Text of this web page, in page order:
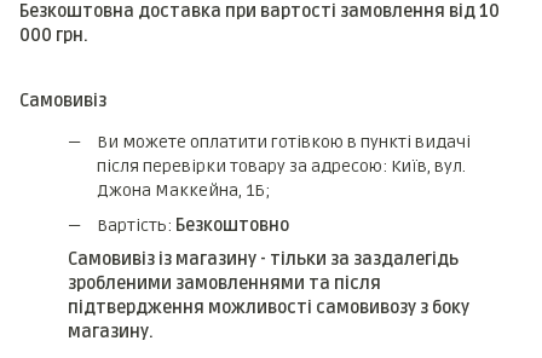
Безкоштовна доставка при вартості замовлення від 10
000 грн.
Самовивіз
Ви можете оплатити готівкою в пункті видачі
після перевірки товару за адресою: Київ, вул.
Джона Маккейна, 1Б;
Вартість: Безкоштовно
Самовивіз із магазину - тільки за заздалегідь
зробленими замовленнями та після
підтвердження можливості самовивозу з боку
магазину.